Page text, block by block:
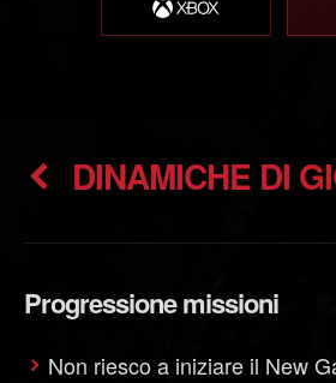
DINAMICHE DI
Progressione missioni
Non riesco a iniziare il New